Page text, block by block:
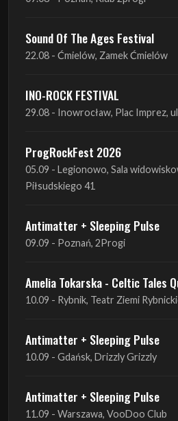
INO-ROCK FESTIVAL
29.08 - Inowrocław, Plac Imprez,
ProgRockFest 2026
Antimatter + Sleeping Pulse
09.09 - Poznań, 2Progi
Amelia Tokarska - Celtic Tales
10.09 - Rybnik, Teatr Ziemi
Antimatter + Sleeping Pulse
Antimatter + Sleeping Pulse
11.09 - Warszawa, VooDoo Club
Antimatter + Sleeping Pulse
12.09 - Kraków, Hype Park